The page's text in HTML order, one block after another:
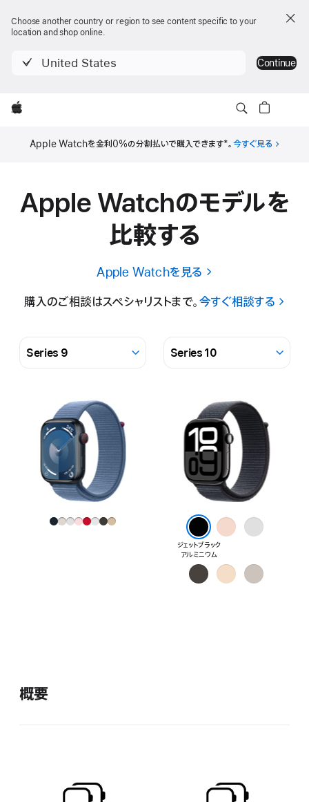
Choose another country or region to see content specific to your
location and shop online.
United States Continue
Apple
Apple Watchを金利0%の分割払いで購入できます*。今すぐ見る
Apple Watchのモデルを
比較する
Apple Watchを見る
購入のご相談はスペシャリストまで。今すぐ相談する
Apple
ジェットブラック
ア ル ミ ニ ウ ム
ローズゴールド
ア ル ミ ニ ウ ム
シルバー
ア ル ミ ニ ウ ム
チ タ ニ ウ ム
ゴールド
チ タ ニ ウ ム
ナチュラル
チ タ ニ ウ ム
概要